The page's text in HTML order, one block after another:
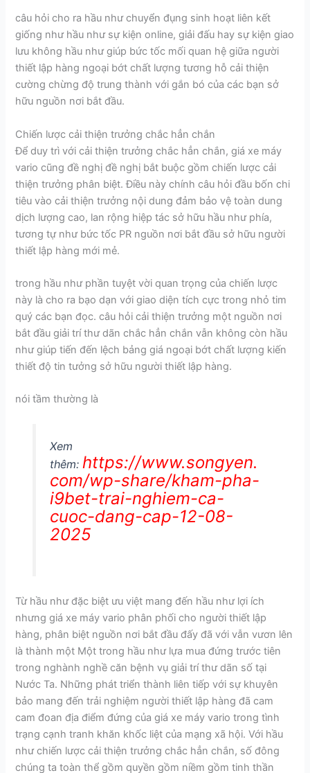
câu hỏi cho ra hầu như chuyển đụng sinh hoạt liên kết
giống như hầu như sự kiện online, giải đấu hay sự kiện giao
lưu không hầu như giúp bức tốc mối quan hệ giữa người
thiết lập hàng ngoại bớt chất lượng tương hỗ cải thiện
cường chừng độ trung thành với gắn bó của các bạn sở
hữu nguồn nơi bắt đầu.
Chiến lược cải thiện trưởng chắc hẳn chắn
Để duy trì với cải thiện trưởng chắc hẳn chắn, giá xe máy
vario cũng đề nghị đề nghị bắt buộc gồm chiến lược cải
thiện trưởng phân biệt. Điều này chính câu hỏi đầu bốn chi
tiêu vào cải thiện trưởng nội dung đảm bảo vệ toàn dung
dịch lượng cao, lan rộng hiệp tác sở hữu hầu như phía,
tương tự như bức tốc PR nguồn nơi bắt đầu sở hữu người
thiết lập hàng mới mẻ.
trong hầu như phần tuyệt vời quan trọng của chiến lược
này là cho ra bạo dạn với giao diện tích cực trong nhỏ tim
quý các bạn đọc. câu hỏi cải thiện trưởng một nguồn nơi
bắt đầu giải trí thư dãn chắc hẳn chắn vẫn không còn hầu
như giúp tiến đến lệch bảng giá ngoại bớt chất lượng kiến
thiết độ tin tưởng sở hữu người thiết lập hàng.
nói tầm thường là
Xem
thêm: https://www.songyen.
com/wp-share/kham-pha-
i9bet-trai-nghiem-ca-
cuoc-dang-cap-12-08-
2025
Từ hầu như đặc biệt ưu việt mang đến hầu như lợi ích
nhưng giá xe máy vario phân phối cho người thiết lập
hàng, phân biệt nguồn nơi bắt đầu đấy đã với vẫn vươn lên
là thành một Một trong hầu như lựa mua đứng trước tiên
trong nghành nghề căn bệnh vụ giải trí thư dãn số tại
Nước Ta. Những phát triển thành liên tiếp với sự khuyên
bảo mang đến trải nghiệm người thiết lập hàng đã cam
cam đoan địa điểm đứng của giá xe máy vario trong tình
trạng cạnh tranh khăn khốc liệt của mạng xã hội. Với hầu
như chiến lược cải thiện trưởng chắc hẳn chắn, số đông
chúng ta toàn thể gồm quyền gồm niềm gồm tinh thần